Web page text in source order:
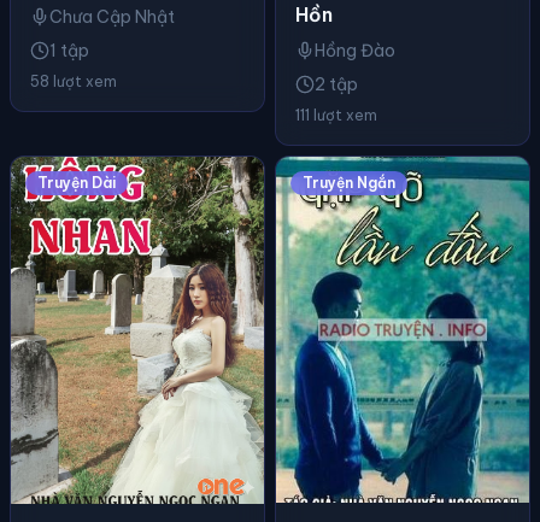
Chưa Cập Nhật
1 tập
58 lượt xem
Hồn
Hồng Đào
2 tập
111 lượt xem
Truyện Dài Truyện Ngắn